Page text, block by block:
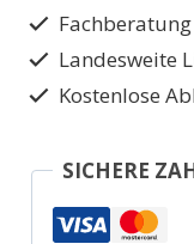
Landesweite
Kostenlose
SICHERE